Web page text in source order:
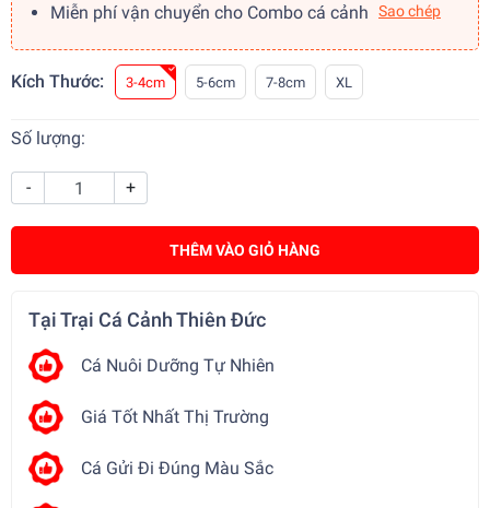
Miễn phí vận chuyển cho Combo cá cảnh Sao chép
Kích Thước: 3-4cm 5-6cm 7-8cm XL
Số lượng:
- +
THÊM VÀO GIỎ HÀNG
Tại Trại Cá Cảnh Thiên Đức
Cá Nuôi Dưỡng Tự Nhiên
Giá Tốt Nhất Thị Trường
Cá Gửi Đi Đúng Màu Sắc